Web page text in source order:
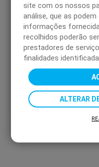
site com os nossos
análise, que as
informações
recolhidos poderão
prestadores de
finalidades
ALTERAR